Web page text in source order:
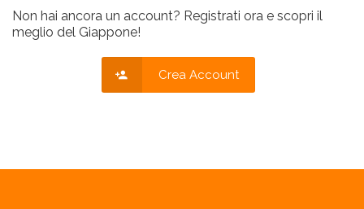
Non hai ancora un account? Registrati ora e scopri il
meglio del Giappone!
Crea Account